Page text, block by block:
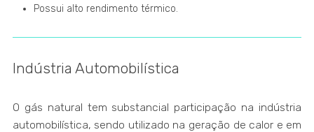
Possui alto rendimento térmico.
Indústria Automobilística
O gás natural tem substancial participação na indústria
automobilística, sendo utilizado na geração de calor e em